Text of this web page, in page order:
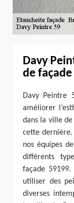
Davy
de façade
Davy Peintre
améliorer
dans la ville
cette dernière.
nos équipes
différents
façade
utiliser des
diverses